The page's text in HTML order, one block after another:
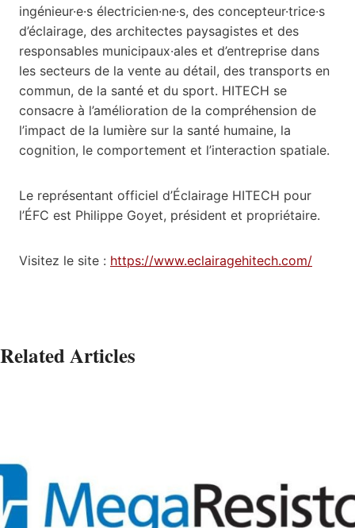
ingénieur·e·s électricien·ne·s, des concepteur·trice·s
d’éclairage, des architectes paysagistes et des
responsables municipaux·ales et d’entreprise dans
les secteurs de la vente au détail, des transports en
commun, de la santé et du sport. HITECH se
consacre à l’amélioration de la compréhension de
l’impact de la lumière sur la santé humaine, la
cognition, le comportement et l’interaction spatiale.
Le représentant officiel d’Éclairage HITECH pour
l’ÉFC est Philippe Goyet, président et propriétaire.
Visitez le site : https://www.eclairagehitech.com/
Related Articles